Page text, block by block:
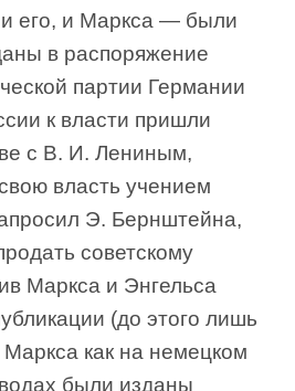
его, и Маркса — были
в распоряжение
партии Германии
к власти пришли
с В. И. Лениным,
власть учением
Э. Бернштейна,
советскому
Маркса и Энгельса
(до этого лишь
Маркса как на немецком
были изданы